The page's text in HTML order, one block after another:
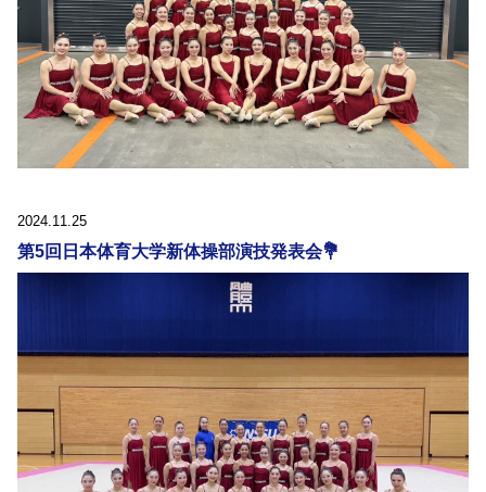
2024.11.25
第5回日本体育大学新体操部演技発表会💐